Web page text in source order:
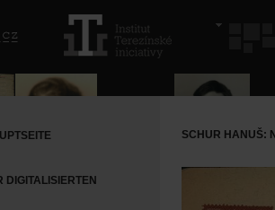
SCHUR HANUŠ: